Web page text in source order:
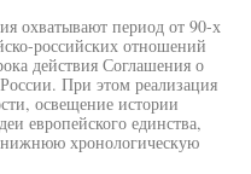
охватывают период от 90-х
российских отношений
действия Соглашения о
При этом реализация
освещение истории
европейского единства,
нижнюю хронологическую